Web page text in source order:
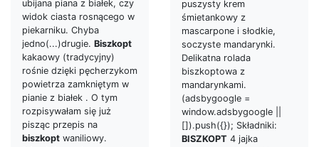
puszysty krem
śmietankowy z
mascarpone i słodkie,
soczyste mandarynki.
Delikatna rolada
biszkoptowa z
mandarynkami.
(adsbygoogle =
window.adsbygoogle ||
[]).push({}); Składniki:
BISZKOPT 4 jajka
ubijana piana z białek, czy
widok ciasta rosnącego w
piekarniku. Chyba
jedno(...)drugie. Biszkopt
kakaowy (tradycyjny)
rośnie dzięki pęcherzykom
powietrza zamkniętym w
pianie z białek . O tym
rozpisywałam się już
pisząc przepis na
biszkopt waniliowy.